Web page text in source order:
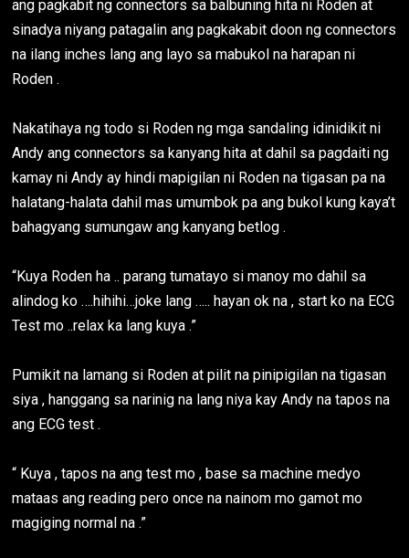
ang pagkabit ng connectors sa balbuning hita ni Roden at
sinadya niyang patagalin ang pagkakabit doon ng connectors
na ilang inches lang ang layo sa mabukol na harapan ni
Roden .
Nakatihaya ng todo si Roden ng mga sandaling idinidikit ni
Andy ang connectors sa kanyang hita at dahil sa pagdaiti ng
kamay ni Andy ay hindi mapigilan ni Roden na tigasan pa na
halatang-halata dahil mas umumbok pa ang bukol kung kaya’t
bahagyang sumungaw ang kanyang betlog .
“Kuya Roden ha .. parang tumatayo si manoy mo dahil sa
alindog ko ….hihihi…joke lang ….. hayan ok na , start ko na ECG
Test mo ..relax ka lang kuya .”
Pumikit na lamang si Roden at pilit na pinipigilan na tigasan
siya , hanggang sa narinig na lang niya kay Andy na tapos na
ang ECG test .
“ Kuya , tapos na ang test mo , base sa machine medyo
mataas ang reading pero once na nainom mo gamot mo
magiging normal na .”